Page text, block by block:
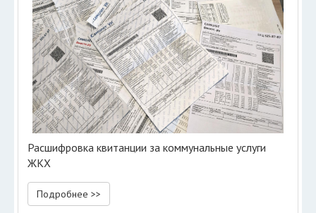
Расшифровка квитанции за коммунальные услуги
ЖКХ
Подробнее >>